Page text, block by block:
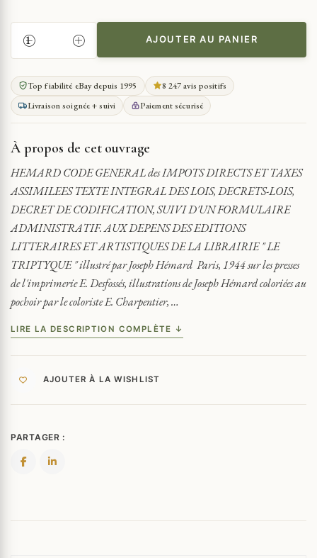
QUANTITÉ
DE
HEMARD
CODE
GENERAL
DES
DIRECTS
ILLUSTRÉ
HEMARD
AJOUTER AU PANIER
Top fiabilité eBay depuis 1995
8 247 avis positifs
Livraison soignée + suivi
Paiement sécurisé
À propos de cet ouvrage
HEMARD CODE GENERAL des IMPOTS DIRECTS ET TAXES
ASSIMILEES TEXTE INTEGRAL DES LOIS, DECRETS-LOIS,
DECRET DE CODIFICATION, SUIVI D'UN FORMULAIRE
ADMINISTRATIF. AUX DEPENS DES EDITIONS
LITTERAIRES ET ARTISTIQUES DE LA LIBRAIRIE " LE
TRIPTYQUE " illustré par Joseph Hémard Paris, 1944 sur les presses
de l'imprimerie E. Desfossés, illustrations de Joseph Hémard coloriées au
pochoir par le coloriste E. Charpentier, …
LIRE LA DESCRIPTION COMPLÈTE ↓
AJOUTER À LA WISHLIST
PARTAGER :